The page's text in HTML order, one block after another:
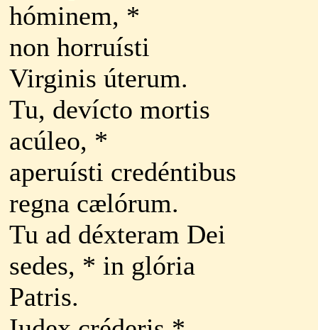
hóminem, *
non horruísti
Virginis úterum.
Tu, devícto mortis
acúleo, *
aperuísti credéntibus
regna cælórum.
Tu ad déxteram Dei
sedes, * in glória
Patris.